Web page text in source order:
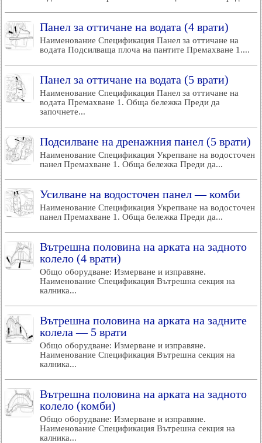
Панел за оттичане на водата (4 врати)
Наименование Спецификация Панел за оттичане на
водата Подсилваща плоча на пантите Премахване 1....
Панел за оттичане на водата (5 врати)
Наименование Спецификация Панел за оттичане на
водата Премахване 1. Обща бележка Преди да
започнете...
Подсилване на дренажния панел (5 врати)
Наименование Спецификация Укрепване на водосточен
панел Премахване 1. Обща бележка Преди да...
Усилване на водосточен панел — комби
Наименование Спецификация Укрепване на водосточен
панел Премахване 1. Обща бележка Преди да...
Вътрешна половина на арката на задното
колело (4 врати)
Общо оборудване: Измерване и изправяне.
Наименование Спецификация Вътрешна секция на
калника...
Вътрешна половина на арката на задните
колела — 5 врати
Общо оборудване: Измерване и изправяне.
Наименование Спецификация Вътрешна секция на
калника...
Вътрешна половина на арката на задното
колело (комби)
Общо оборудване: Измерване и изправяне.
Наименование Спецификация Вътрешна секция на
калника...